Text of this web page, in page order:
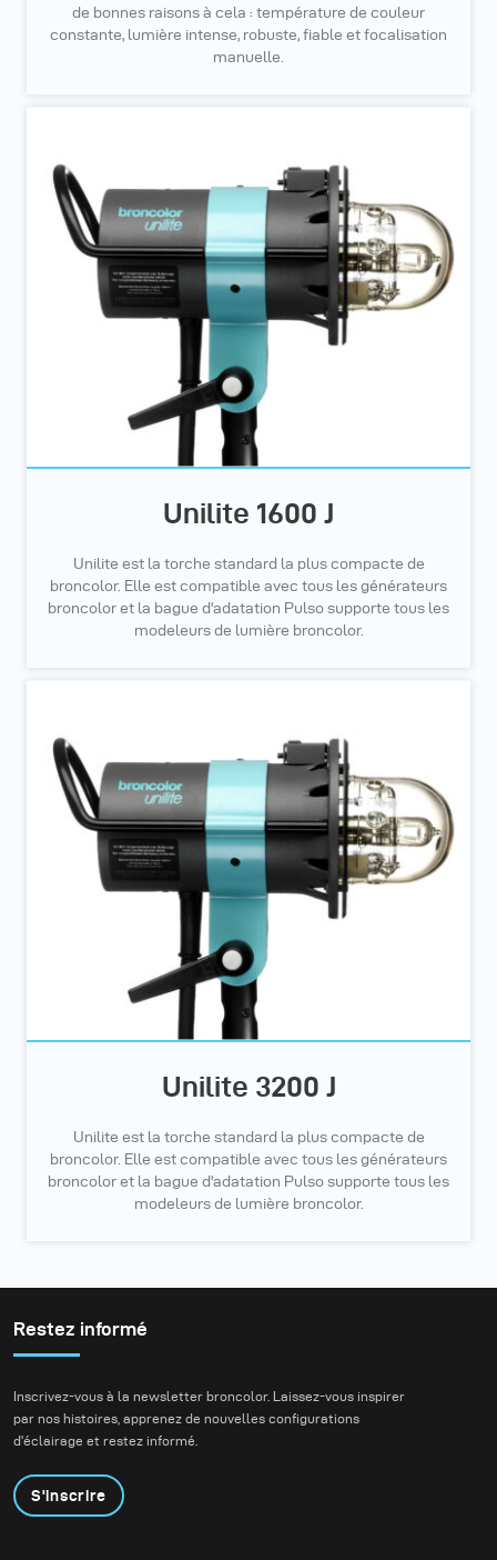
de bonnes raisons à cela : température de couleur
constante, lumière intense, robuste, fiable et focalisation
manuelle.
Unilite 1600 J
Unilite est la torche standard la plus compacte de
broncolor. Elle est compatible avec tous les générateurs
broncolor et la bague d'adatation Pulso supporte tous les
modeleurs de lumière broncolor.
Unilite 3200 J
Unilite est la torche standard la plus compacte de
broncolor. Elle est compatible avec tous les générateurs
broncolor et la bague d'adatation Pulso supporte tous les
modeleurs de lumière broncolor.
Restez informé
Inscrivez-vous à la newsletter broncolor. Laissez-vous inspirer
par nos histoires, apprenez de nouvelles configurations
d'éclairage et restez informé.
S'inscrire